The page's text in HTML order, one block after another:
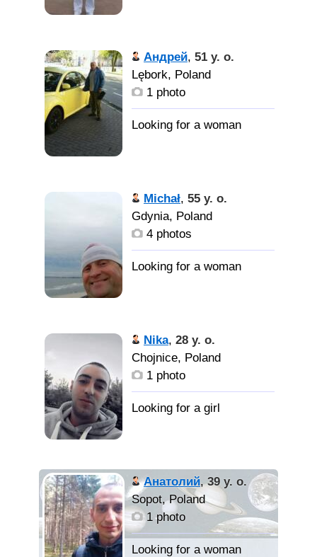
Андрей, 51 y. o.
Lębork, Poland
1 photo
Michał, 55 y. o.
Gdynia, Poland
4 photos
Nika, 28 y. o.
Chojnice, Poland
1 photo
Анатолий,39 y. o.
Sopot, Poland
1 photo